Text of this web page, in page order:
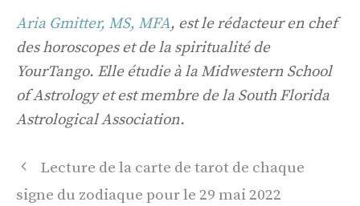
Aria Gmitter, MS, MFA, est le rédacteur en chef
des horoscopes et de la spiritualité de
YourTango. Elle étudie à la Midwestern School
of Astrology et est membre de la South Florida
Astrological Association.
Navigation
des
Lecture de la carte de tarot de chaque
signe du zodiaque pour le 29 mai 2022